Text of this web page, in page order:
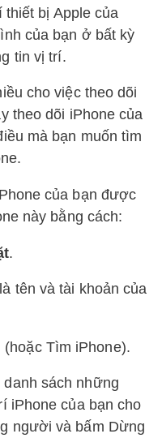
bị Apple của
của bạn ở bất kỳ
tin vị trí.
cho việc theo dõi
theo dõi iPhone của
mà bạn muốn tìm
của bạn được
này bằng cách:
.
tên và tài khoản của
(hoặc Tìm iPhone).
danh sách những
iPhone của bạn cho
người và bấm Dừng